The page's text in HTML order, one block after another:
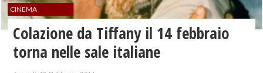
CINEMA
Colazione da Tiffany il 14 febbraio
torna nelle sale italiane